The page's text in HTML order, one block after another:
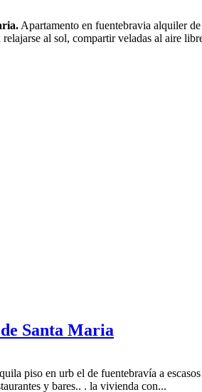
Apartamento en fuentebravia alquiler
al sol, compartir veladas al aire
Santa Maria
piso en urb el de fuentebravía a
y bares.. . la vivienda con...